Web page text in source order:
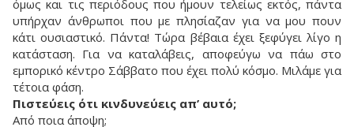
όμως και τις περιόδους που ήμουν τελείως εκτός, πάντα
υπήρχαν άνθρωποι που με πλησίαζαν για να μου πουν
κάτι ουσιαστικό. Πάντα! Τώρα βέβαια έχει ξεφύγει λίγο η
κατάσταση. Για να καταλάβεις, αποφεύγω να πάω στο
εμπορικό κέντρο Σάββατο που έχει πολύ κόσμο. Μιλάμε για
τέτοια φάση.
Πιστεύεις ότι κινδυνεύεις απ’ αυτό;
Από ποια άποψη;